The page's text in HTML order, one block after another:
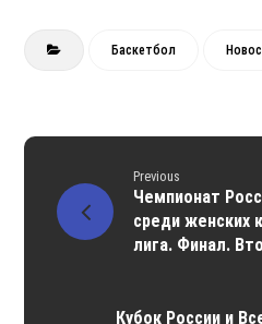
Баскетбол
Previous
Чемпионат
среди женских
лига. Финал.
Кубок России и